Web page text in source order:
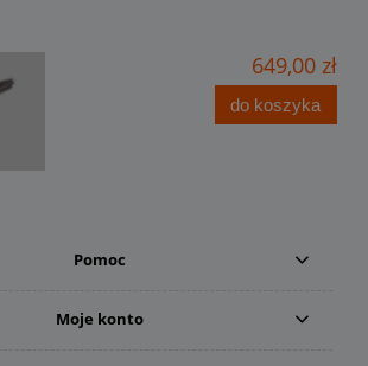
649,00 zł
do koszyka
Pomoc
Moje konto